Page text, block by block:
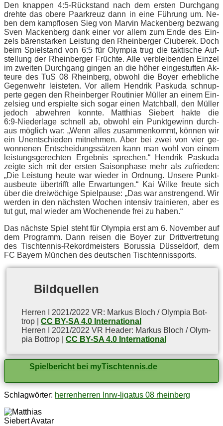
Den knap­pen 4:5‑Rückstand nach dem ers­ten Durch­gang
dreh­te das obe­re Paar­kreuz dann in eine Füh­rung um. Ne­
ben dem kampf­lo­sen Sieg von Mar­vin Ma­cken­berg be­zwang
Sven Ma­cken­berg dank ei­ner vor al­lem zum Ende des Ein­
zels bä­ren­star­ken Leis­tung den Rhein­ber­ger Ciube­rek. Doch
beim Spiel­stand von 6:5 für Olym­pia trug die tak­ti­sche Auf­
stel­lung der Rhein­ber­ger Früch­te. Alle ver­blei­ben­den Ein­zel
im zwei­ten Durch­gang gin­gen an die hö­her ein­ge­stuf­ten Ak­
teu­re des TuS 08 Rhein­berg, ob­wohl die Boy­er er­heb­li­che
Ge­gen­wehr leis­te­ten. Vor al­lem Hen­drik Pas­ku­da schnup­
per­te ge­gen den Rhein­ber­ger Rou­ti­nier Mül­ler an ei­nem Ein­
zel­sieg und er­spiel­te sich so­gar ei­nen Match­ball, den Mül­ler
je­doch ab­weh­ren konn­te. Mat­thi­as Sie­bert hak­te die
6:9‑Niederlage schnell ab, ob­wohl ein Punkt­ge­winn durch­
aus mög­lich war: „Wenn al­les zu­sam­men­kommt, kön­nen wir
ein Un­ent­schie­den mit­neh­men. Aber bei zwei von vier ge­
won­ne­nen Ent­schei­dungs­sät­zen kann man wohl von ei­nem
leis­tungs­ge­rech­ten Er­geb­nis spre­chen.“ Hen­drik Pas­ku­da
zeig­te sich mit der ers­ten Sai­son­pha­se mehr als zu­frie­den:
„Die Leis­tung heu­te war wie­der in Ord­nung. Un­se­re Punkt­
aus­beu­te über­trifft alle Er­war­tun­gen.“ Kai Wil­ke freu­te sich
über die drei­wö­chi­ge Spiel­pau­se: „Das war an­stren­gend. Wir
wer­den in den nächs­ten Wo­chen in­ten­siv trai­nie­ren, aber es
tut gut, mal wie­der am Wo­chen­en­de frei zu haben.“
Das nächs­te Spiel steht für Olym­pia erst am 6. No­vem­ber auf
dem Pro­gramm. Dann rei­sen die Boy­er zur Dritt­ver­tre­tung
des Tisch­ten­nis-Re­kord­meis­ters Bo­rus­sia Düs­sel­dorf, dem
FC Bay­ern Mün­chen des deut­schen Tischtennissports.
Bild­quel­len
Her­ren I 2021/2022 VR: Mar­kus Bloch / Olym­pia Bot­
trop | CC BY-SA 4.0 International
Her­ren I 2021/2022 VR Hea­der: Mar­kus Bloch / Olym­
pia Bot­trop | CC BY-SA 4.0 International
Spielbericht bei myTischtennis.de
Schlagwörter: herrenherren I nrw-ligatus 08 rheinberg